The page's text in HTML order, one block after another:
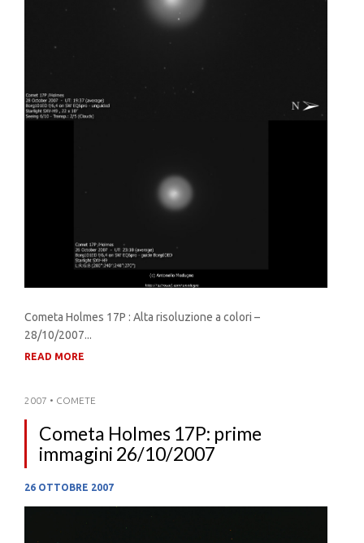
Cometa Holmes 17P : Alta risoluzione a colori –
28/10/2007...
READ MORE
2007 • COMETE
Cometa Holmes 17P: prime
immagini 26/10/2007
26 OTTOBRE 2007